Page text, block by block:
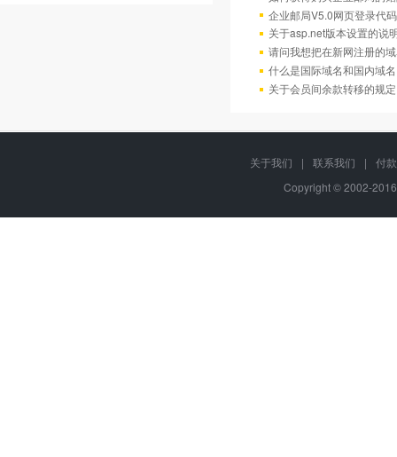
企业邮局V5.0网页登录代码
关于asp.net版本设置的说
请问我想把在新网注册的
什么是国际域名和国内域
关于会员间余款转移的规定
关于我们 | 联系我们 |
付
Copyright © 2002-